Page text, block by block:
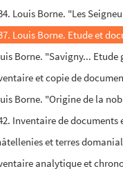
Louis Borne. "Les
Louis Borne. Etude et
Borne. "Savigny...
et copie de
Borne. "Origine de la
Inventaire de
et terres
analytique et